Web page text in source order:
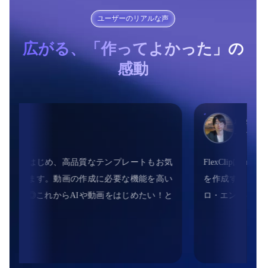
ユーザーのリアルな声
広がる、「作ってよかった」の
感動
はPremiere Proのような難しい操作が要らず、簡単にショートムービ
することができました。Facebook広告やYouTube広告、動画のイン
ンディングなど、短い動画を、手軽に作成したい方におすすめです！